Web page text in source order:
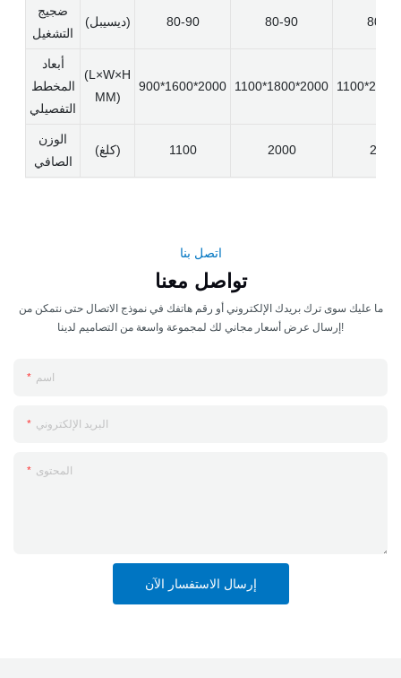
ضجيج
التشغيل
(ديسيبل) 80-90 80-90 80-90
أبعاد
المخطط
التفصيلي
(L×W×H
MM)
900*1600*2000 1100*1800*2000
الوزن
الصافي
(كلغ) 1100 2000 2500
اتصل بنا
تواصل معنا
ما عليك سوى ترك بريدك الإلكتروني أو رقم هاتفك في نموذج الاتصال حتى نتمكن من
إرسال عرض أسعار مجاني لك لمجموعة واسعة من التصاميم لدينا!
اسم
البريد الإلكتروني
المحتوى
إرسال الاستفسار الآن